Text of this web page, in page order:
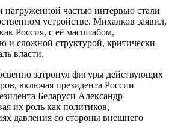
нагруженной частью интервью стали
устройстве. Михалков заявил,
Россия, с её масштабом,
и сложной структурой, критически
власти.
затронул фигуры действующих
включая президента России
Беларуси Александр
их роль как политиков,
давления со стороны внешнего